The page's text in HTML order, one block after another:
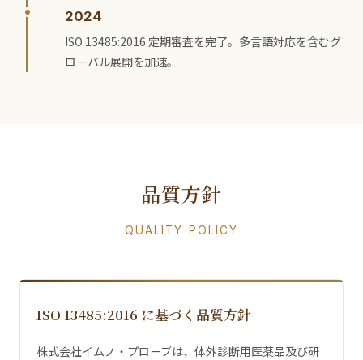
2024
ISO 13485:2016 定期審査を完了。多言語対応を含むグ
ローバル展開を加速。
品質方針
QUALITY POLICY
ISO 13485:2016 に基づく品質方針
株式会社イムノ・プローブは、体外診断用医薬品及び研